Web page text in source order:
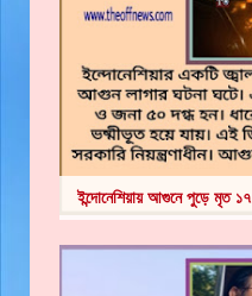
ইন্দোনেশিয়ায় আগুনে পুড়ে মৃত ১৭